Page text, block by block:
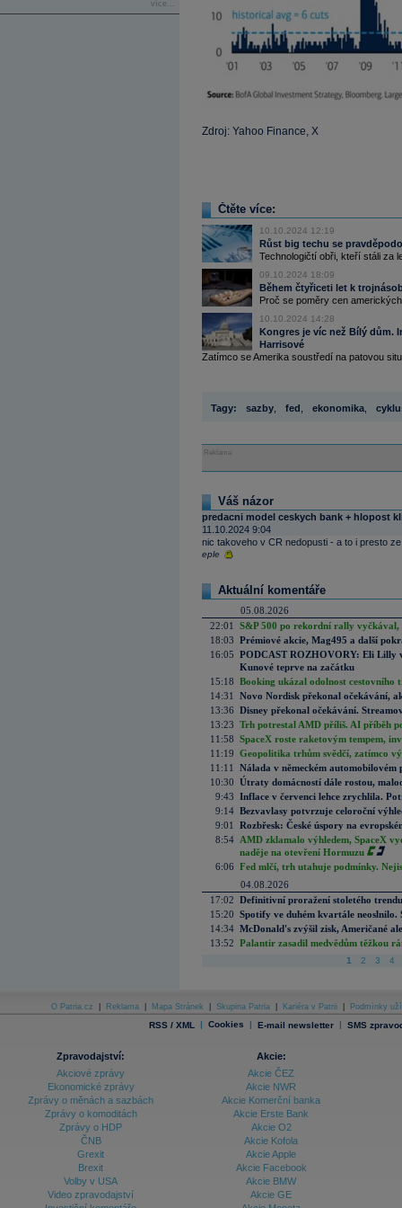
více...
Zdroj: Yahoo Finance, X
Čtěte více:
10.10.2024 12:19
Růst big techu se
Technologičtí obři, kteří stáli za
09.10.2024 18:09
Během čtyřiceti let k
Proč se poměry cen
10.10.2024 14:28
Kongres je víc než Bílý dům.
Harrisové
Zatímco se Amerika soustředí na patovou
Tagy: sazby fed ekonomika
Reklama
Váš názor
predacni model ceskych bank + hlopost
11.10.2024 9:04
nic takoveho v CR nedopusti - a to i presto
eple
Aktuální komentáře
05.08.2026
22:01
S&P 500 po rekordní rally vyčkával,
18:03 Prémiové akcie, Mag495 a další
16:05 PODCAST ROZHOVORY: Eli Lilly
Kunové teprve na začátku
15:18 Booking ukázal odolnost cestovního
14:31
Novo Nordisk překonal očekávání,
13:36 Disney překonal očekávání.
13:23 Trh potrestal AMD příliš. AI příběh
11:58 SpaceX roste raketovým tempem,
11:19 Geopolitika trhům svědčí, zatímco
11:11
Nálada v německém automobilovém
10:30 Útraty domácností dále rostou,
9:43 Inflace v červenci lehce zrychlila.
9:14 Bezvavlasy potvrzuje celoroční
9:01
Rozbřesk: České úspory na
8:54 AMD zklamalo výhledem, SpaceX
naděje na otevření Hormuzu
6:06 Fed mlčí, trh utahuje podmínky.
04.08.2026
17:02 Definitivní proražení stoletého
15:20 Spotify ve duhém kvartále neoslnilo.
14:34 McDonald's zvýšil zisk, Američané
13:52 Palantir zasadil medvědům těžkou
1 2 3 4
O Patria.cz Reklama Mapa Stránek Skupina Patria Kariéra v Patrii Podmínky
RSS / XML | Cookies | E-mail newsletter | SMS
Zpravodajství:
Akciové zprávy
Ekonomické zprávy
Zprávy o měnách a sazbách
Zprávy o komoditách
Zprávy o HDP
ČNB
Grexit
Brexit
Volby v USA
Video zpravodajství
Akcie:
Akcie ČEZ
Akcie NWR
Akcie Komerční banka
Akcie Erste Bank
Akcie O2
Akcie Kofola
Akcie Apple
Akcie Facebook
Akcie BMW
Akcie GE